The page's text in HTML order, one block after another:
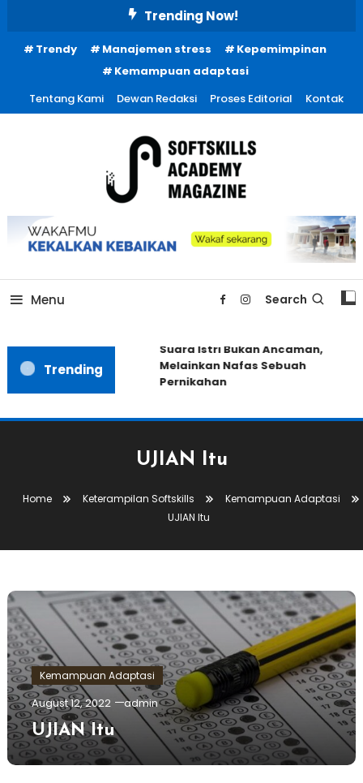
Content
Trending Now!
Trendy Manajemen stress
Kepemimpinan
Kemampuan adaptasi
Tentang Kami
Dewan Redaksi Proses Editorial Kontak
Menu Search
Trending
Suara Istri Bukan Ancaman,
Melainkan Nafas Sebuah
Pernikahan
UJIAN Itu
Home Keterampilan Softskills
Kemampuan Adaptasi
UJIAN Itu
Kemampuan Adaptasi
August 12, 2022 admin
UJIAN Itu